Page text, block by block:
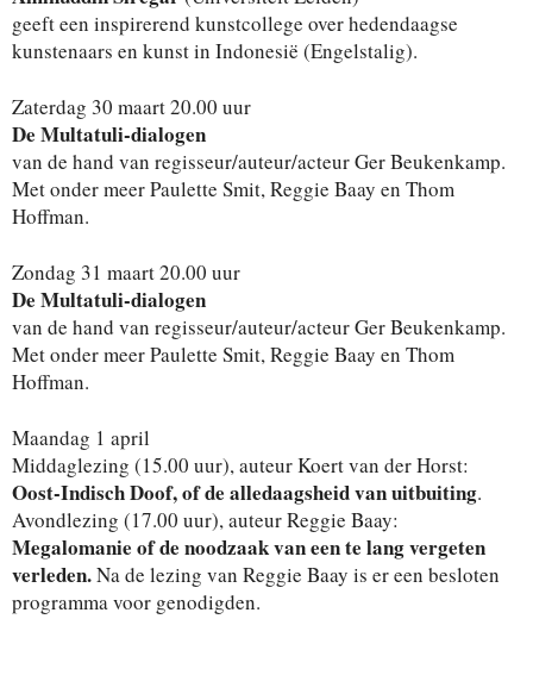
geeft een inspirerend kunstcollege over hedendaagse
kunstenaars en kunst in Indonesië (Engelstalig).
Zaterdag 30 maart 20.00 uur
De Multatuli-dialogen
van de hand van regisseur/auteur/acteur Ger Beukenkamp.
Met onder meer Paulette Smit, Reggie Baay en Thom
Hoffman.
Zondag 31 maart 20.00 uur
De Multatuli-dialogen
van de hand van regisseur/auteur/acteur Ger Beukenkamp.
Met onder meer Paulette Smit, Reggie Baay en Thom
Hoffman.
Maandag 1 april
Middaglezing (15.00 uur), auteur Koert van der Horst:
Oost-Indisch Doof, of de alledaagsheid van uitbuiting.
Avondlezing (17.00 uur), auteur Reggie Baay:
Megalomanie of de noodzaak van een te lang vergeten
verleden.Na de lezing van Reggie Baay is er een besloten
programma voor genodigden.